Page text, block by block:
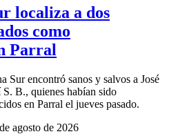
localiza a dos
como
Parral
Sur encontró sanos y salvos a José
B., quienes habían sido
en Parral el jueves pasado.
agosto de 2026